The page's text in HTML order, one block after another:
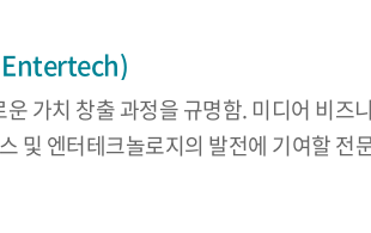
Entertech)
가치 창출 과정을 규명함. 미디어 비
및 엔터테크놀로지의 발전에 기여할 전